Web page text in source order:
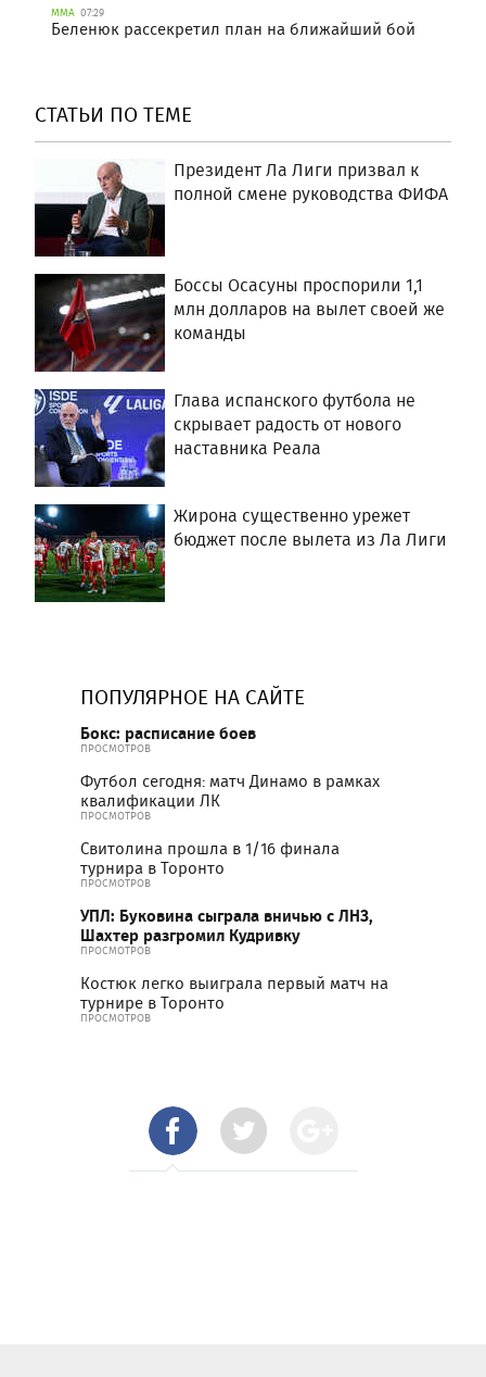
ММА 07:29
Беленюк рассекретил план на ближайший бой
СТАТЬИ ПО ТЕМЕ
Президент Ла Лиги призвал к
полной смене руководства ФИФА
Боссы Осасуны проспорили 1,1
млн долларов на вылет своей же
команды
Глава испанского футбола не
скрывает радость от нового
наставника Реала
Жирона существенно урежет
бюджет после вылета из Ла Лиги
ПОПУЛЯРНОЕ НА САЙТЕ
Бокс: расписание боев
ПРОСМОТРОВ
Футбол сегодня: матч Динамо в рамках
квалификации ЛК
ПРОСМОТРОВ
Свитолина прошла в 1/16 финала
турнира в Торонто
ПРОСМОТРОВ
УПЛ: Буковина сыграла вничью с ЛНЗ,
Шахтер разгромил Кудривку
ПРОСМОТРОВ
Костюк легко выиграла первый матч на
турнире в Торонто
ПРОСМОТРОВ